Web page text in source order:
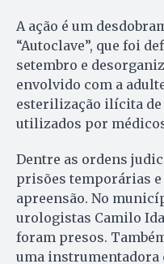
A ação é um
“Autoclave”, que foi
setembro e
envolvido com a
esterilização ilícita
utilizados por
Dentre as ordens
prisões temporárias e
apreensão. No
urologistas Camilo
foram presos.
uma instrumentadora